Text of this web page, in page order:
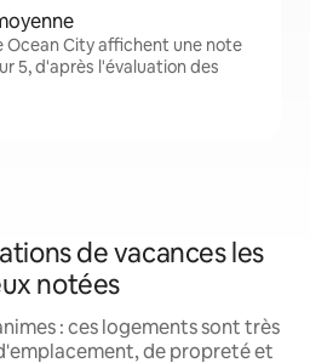
Ocean City affichent une note
5, d'après l'évaluation des
de vacances les
notées
: ces logements sont très
de propreté et